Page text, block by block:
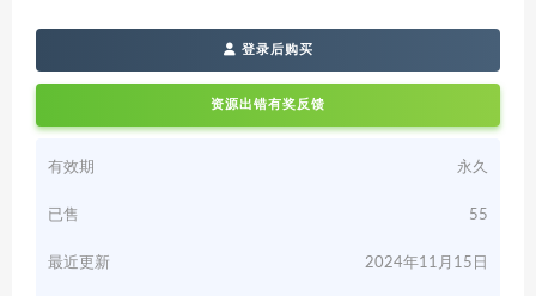
登录后购买
资源出错有奖反馈
有效期 永久
已售 55
最近更新 2024年11月15日